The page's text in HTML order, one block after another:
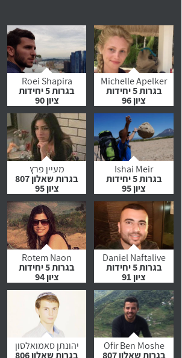
Michelle Apelker
בגרות 5 יחידות
ציון 96
לחץ לצפייה
בהמלצה
Roei Shapira
בגרות 5 יחידות
ציון 90
לחץ לצפייה
בהמלצה
Ishai Meir
בגרות 5 יחידות
ציון 95
לחץ לצפייה
בהמלצה
מעיין פרץ
בגרות שאלון 807
ציון 95
לחץ לצפייה
בהמלצה
Daniel Naftalive
בגרות 5 יחידות
ציון 91
לחץ לצפייה
בהמלצה
Rotem Naon
בגרות 5 יחידות
ציון 94
לחץ לצפייה
בהמלצה
Ofir Ben Moshe
בגרות שאלון 807
יהונתן סאמואלסון
בגרות שאלון 806